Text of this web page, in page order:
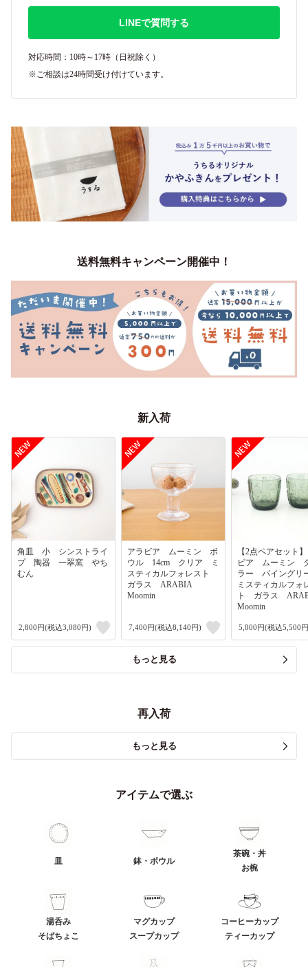
LINEで質問する
対応時間：10時～17時（日祝除く）
※ご相談は24時間受け付けています。
送料無料キャンペーン開催中！
新入荷
角皿 小 シンストライ
プ 陶器 一翠窯 やち
むん
2,800円(税込3,080円)
アラビア ムーミン ボ
ウル 14cm クリア ミ
スティカルフォレスト
ガラス ARABIA
Moomin
7,400円(税込8,140円)
【2点ペアセット
ビア ムーミン
ラー パイング
ミスティカルフォ
ト ガラス
Moomin
5,000円(税込5,500
もっと見る
再入荷
もっと見る
アイテムで選ぶ
皿 鉢・ボウル
茶碗・丼
お椀
湯呑み
そばちょこ
マグカップ
スープカップ
コーヒーカップ
ティーカップ